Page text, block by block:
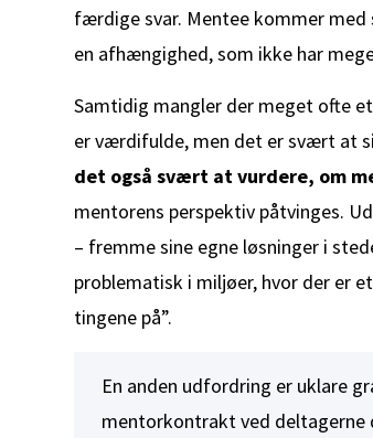
færdige svar. Mentee kommer med
en afhængighed, som ikke har
Samtidig mangler der meget ofte
er værdifulde, men det er svært at
det også svært at vurdere, om
mentorens perspektiv påtvinges.
– fremme sine egne løsninger i
problematisk i miljøer, hvor der er
tingene på”.
En anden udfordring er uklare
mentorkontrakt ved deltagerne